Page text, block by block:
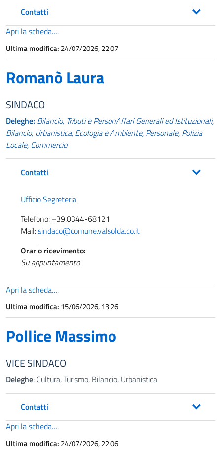
Contatti
Apri la scheda….
Ultima modifica: 24/07/2026, 22:07
Romanò Laura
SINDACO
Deleghe: Bilancio, Tributi e PersonAffari Generali ed Istituzionali,
Bilancio, Urbanistica, Ecologia e Ambiente, Personale, Polizia
Locale, Commercio
Contatti
Ufficio Segreteria
Telefono: +39.0344-68121
Mail:sindaco@comune.valsolda.co.it
Orario ricevimento:
Su appuntamento
Apri la scheda….
Ultima modifica: 15/06/2026, 13:26
Pollice Massimo
VICE SINDACO
Deleghe: Cultura, Turismo, Bilancio, Urbanistica
Contatti
Apri la scheda….
Ultima modifica: 24/07/2026, 22:06